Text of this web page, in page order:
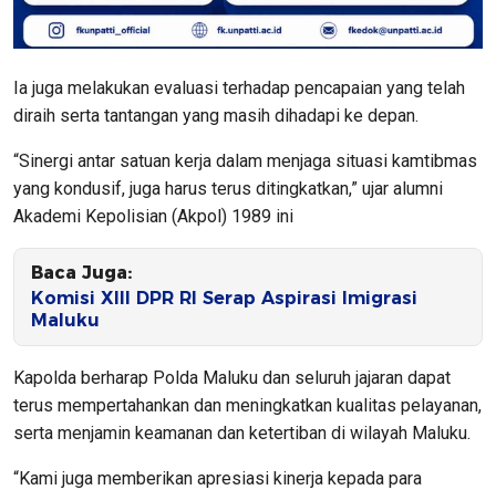
Ia juga melakukan evaluasi terhadap pencapaian yang telah
diraih serta tantangan yang masih dihadapi ke depan.
“Sinergi antar satuan kerja dalam menjaga situasi kamtibmas
yang kondusif, juga harus terus ditingkatkan,” ujar alumni
Akademi Kepolisian (Akpol) 1989 ini
Baca Juga:
Komisi XIII DPR RI Serap Aspirasi Imigrasi
Maluku
Kapolda berharap Polda Maluku dan seluruh jajaran dapat
terus mempertahankan dan meningkatkan kualitas pelayanan,
serta menjamin keamanan dan ketertiban di wilayah Maluku.
“Kami juga memberikan apresiasi kinerja kepada para